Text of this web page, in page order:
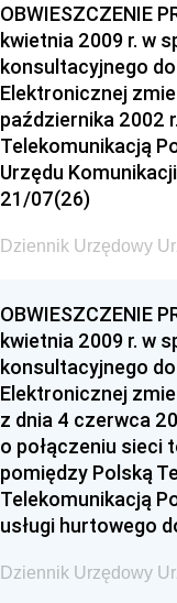
OBWIESZCZENIE
kwietnia 2009 r. w
konsultacyjnego
Elektronicznej
października 2002
Telekomunikacją
Urzędu
21/07(26)
Dziennik Urzędowy
OBWIESZCZENIE
kwietnia 2009 r. w
konsultacyjnego
Elektronicznej
z dnia 4 czerwca
o połączeniu sieci
pomiędzy Polską
Telekomunikacją
usługi hurtowego
Dziennik Urzędowy